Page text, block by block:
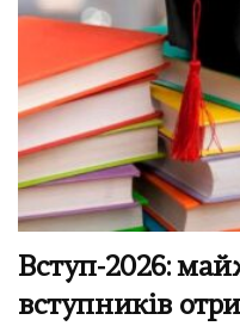
Вступ-2026:
вступників